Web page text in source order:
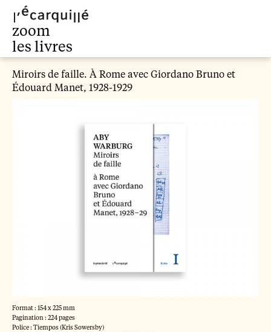
les livres
zoom
les livres
L'art et la vie
Roger Fry, 2026
L'enveloppe du vivant
Alexandre Gabritchevsky, 2026
Le métier d'artiste
Principes fondamentaux
La lutte pour comprendre
l'art
Max Raphael, 2022
Miroirs de faille. À Rome avec Giordano Bruno et
Édouard Manet, 1928-1929
Format : 154 x 225 mm
Pagination : 224 pages
Police : Tiempos (Kris Sowersby)